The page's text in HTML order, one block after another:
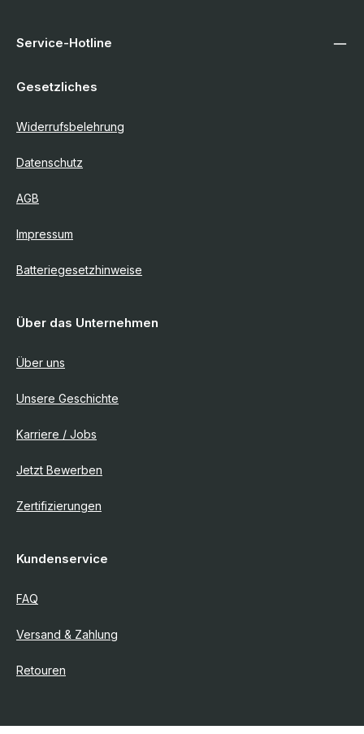
Service-Hotline
Gesetzliches
Widerrufsbelehrung
Datenschutz
AGB
Impressum
Batteriegesetzhinweise
Über das Unternehmen
Über uns
Unsere Geschichte
Karriere / Jobs
Jetzt Bewerben
Zertifizierungen
Kundenservice
FAQ
Versand & Zahlung
Retouren